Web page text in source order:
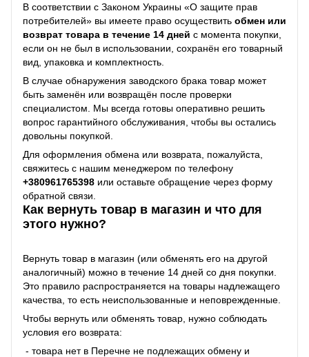
В соответствии с Законом Украины «О защите прав
потребителей» вы имеете право осуществить обмен или
возврат товара в течение 14 дней с момента покупки,
если он не был в использовании, сохранён его товарный
вид, упаковка и комплектность.
В случае обнаружения заводского брака товар может
быть заменён или возвращён после проверки
специалистом. Мы всегда готовы оперативно решить
вопрос гарантийного обслуживания, чтобы вы остались
довольны покупкой.
Для оформления обмена или возврата, пожалуйста,
свяжитесь с нашим менеджером по телефону
+380961765398 или оставьте обращение через форму
обратной связи.
Как вернуть товар в магазин и что для
этого нужно?
Вернуть товар в магазин (или обменять его на другой
аналогичный) можно в течение 14 дней со дня покупки.
Это правило распространяется на товары надлежащего
качества, то есть неиспользованные и неповрежденные.
Чтобы вернуть или обменять товар, нужно соблюдать
условия его возврата:
- товара нет в Перечне не подлежащих обмену и